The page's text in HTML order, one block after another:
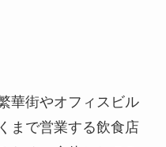
華街やオフィスビル
まで営業する飲食店